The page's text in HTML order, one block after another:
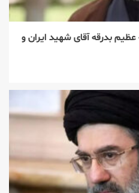
عظیم بدرقه آقای شهید ایران و